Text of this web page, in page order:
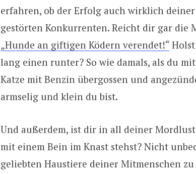
erfahren, ob der Erfolg auch wirklich deiner
gestörten Konkurrenten. Reicht dir gar die
„Hunde an giftigen Ködern verendet!“Holst
lang einen runter? So wie damals, als du
Katze mit Benzin übergossen und
armselig und klein du bist.
Und außerdem, ist dir in all deiner
mit einem Bein im Knast stehst? Nicht
geliebten Haustiere deiner Mitmenschen